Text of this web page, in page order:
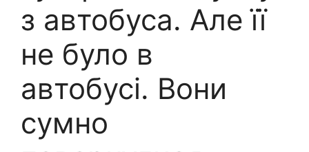
з автобуса. Але її
не було в
автобусі. Вони
сумно